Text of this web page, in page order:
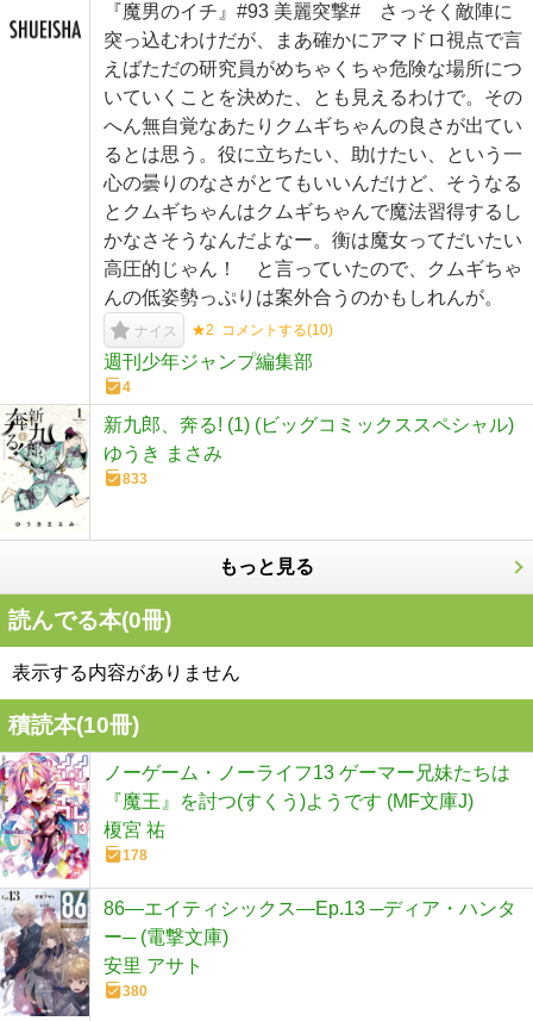
『魔男のイチ』#93 美麗突撃# さっそく敵陣に
突っ込むわけだが、まあ確かにアマドロ視点で言
えばただの研究員がめちゃくちゃ危険な場所につ
いていくことを決めた、とも見えるわけで。その
へん無自覚なあたりクムギちゃんの良さが出てい
るとは思う。役に立ちたい、助けたい、という一
心の曇りのなさがとてもいいんだけど、そうなる
とクムギちゃんはクムギちゃんで魔法習得するし
かなさそうなんだよなー。衡は魔女ってだいたい
高圧的じゃん！ と言っていたので、クムギちゃ
んの低姿勢っぷりは案外合うのかもしれんが。
ナイス ★2 コメントする(10)
週刊少年ジャンプ編集部
4
新九郎、奔る! (1) (ビッグコミックススペシャル)
ゆうき まさみ
833
もっと見る
読んでる本(0冊)
表示する内容がありません
積読本(10冊)
ノーゲーム・ノーライフ13 ゲーマー兄妹たちは
『魔王』を討つ(すくう)ようです (MF文庫J)
榎宮 祐
178
86―エイティシックス―Ep.13 ─ディア・ハンタ
ー─ (電撃文庫)
安里 アサト
380